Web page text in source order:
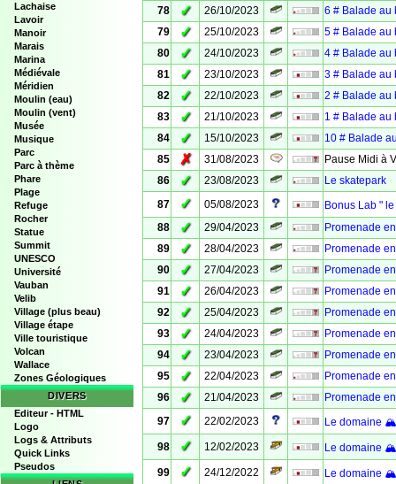
Lachaise
Lavoir
Manoir
Marais
Marina
Médiévale
Méridien
Moulin (eau)
Moulin (vent)
Musée
Musique
Parc
Parc à thème
Phare
Plage
Refuge
Rocher
Statue
Summit
UNESCO
Université
Vauban
Velib
Village (plus beau)
Village étape
Ville touristique
Volcan
Wallace
Zones Géologiques
DIVERS
Editeur - HTML
Logo
Logs & Attributs
Quick Links
Pseudos
78
✓ 26/10/2023
6 # Balade au
79
✓ 25/10/2023
5 # Balade au
80
✓ 24/10/2023
4 # Balade au
81
✓ 23/10/2023
3 # Balade au
82
✓ 22/10/2023
2 # Balade au
83
✓ 21/10/2023
1 # Balade au
84
✓ 15/10/2023
10 # Balade
85
✗ 31/08/2023
Pause Midi à
86
✓ 23/08/2023
Le skatepark
87
✓ 05/08/2023
Bonus Lab "
88
✓ 29/04/2023
Promenade
89
✓ 28/04/2023
Promenade
90
✓ 27/04/2023
Promenade
91
✓ 26/04/2023
Promenade
92
✓ 25/04/2023
Promenade
93
✓ 24/04/2023
Promenade
94
✓ 23/04/2023
Promenade
95
✓ 22/04/2023
Promenade
96
✓ 21/04/2023
Promenade
97
✓ 22/02/2023
Le domaine
98
✓ 12/02/2023
Le domaine
99
✓ 24/12/2022
Le domaine